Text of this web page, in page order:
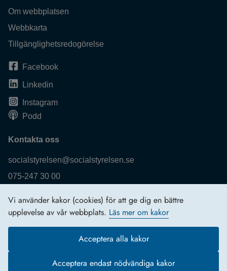
Vi använder kakor (cookies) för att ge dig en bättre
upplevelse av vår webbplats. Läs mer om kakor
Acceptera alla kakor
Acceptera endast nödvändiga kakor
Om webbplatsen
Webbkarta
Tillgänglighetsredogörelse
Facebook
Linkedin
Instagram
Podd
Kontakta oss
socialstyrelsen@socialstyrelsen.se
075-247 30 00
Logga in
Behandling av personuppgifter